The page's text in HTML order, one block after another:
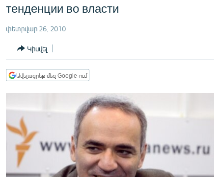
ԻՐԱՎՈՒՆՔ
ՀԱՍԱՐԱԿՈՒԹՅՈՒՆ
ՂԱՐԱԲԱՂ
ՊԱՏԵՐԱԶՄԻ 6 ՇԱԲԱԹՆԵՐԸ
ՏԱՐԱԾԱՇՐՋԱՆ
ՄԻՋԱԶԳԱՅԻՆ
ՄՇԱԿՈՒՅԹ
ՍՊՈՐՏ
ՄԵԿՆԱԲԱՆՈՒԹՅՈՒՆ
тенденции во власти
փետրվար 26, 2010
Կիսվել
Ավելացրեք մեզ Google-ում